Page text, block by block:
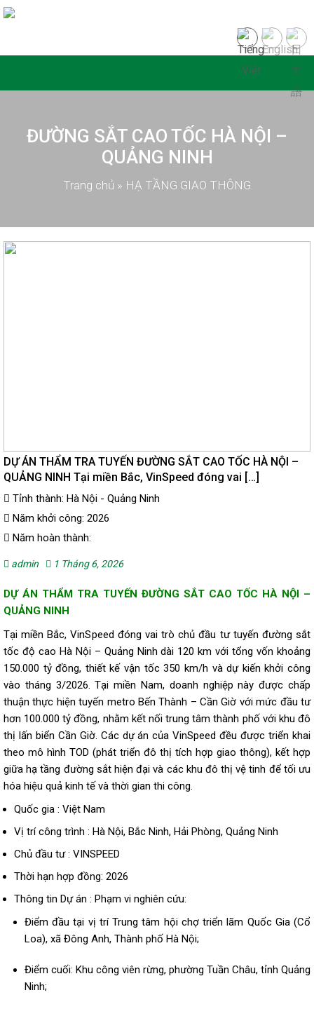
ĐƯỜNG SẮT CAO TỐC HÀ NỘI –
QUẢNG NINH
Trang chủ » HẠ TẦNG GIAO THÔNG
DỰ ÁN THẨM TRA TUYẾN ĐƯỜNG SẮT CAO TỐC HÀ NỘI –
QUẢNG NINH Tại miền Bắc, VinSpeed đóng vai […]
Tỉnh thành: Hà Nội - Quảng Ninh
Năm khởi công: 2026
Năm hoàn thành:
admin 1 Tháng 6, 2026
DỰ ÁN THẨM TRA TUYẾN ĐƯỜNG SẮT CAO TỐC HÀ NỘI –
QUẢNG NINH
Tại miền Bắc, VinSpeed đóng vai trò chủ đầu tư tuyến đường sắt
tốc độ cao Hà Nội – Quảng Ninh dài 120 km với tổng vốn khoảng
150.000 tỷ đồng, thiết kế vận tốc 350 km/h và dự kiến khởi công
vào tháng 3/2026. Tại miền Nam, doanh nghiệp này được chấp
thuận thực hiện tuyến metro Bến Thành – Cần Giờ với mức đầu tư
hơn 100.000 tỷ đồng, nhằm kết nối trung tâm thành phố với khu đô
thị lấn biển Cần Giờ. Các dự án của VinSpeed đều được triển khai
theo mô hình TOD (phát triển đô thị tích hợp giao thông), kết hợp
giữa hạ tầng đường sắt hiện đại và các khu đô thị vệ tinh để tối ưu
hóa hiệu quả kinh tế và thời gian thi công.
Quốc gia : Việt Nam
Vị trí công trình : Hà Nội, Bắc Ninh, Hải Phòng, Quảng Ninh
Chủ đầu tư : VINSPEED
Thời hạn hợp đồng: 2026
Thông tin Dự án : Phạm vi nghiên cứu:
Điểm đầu tại vị trí Trung tâm hội chợ triển lãm Quốc Gia (Cổ
Loa), xã Đông Anh, Thành phố Hà Nội;
Điểm cuối: Khu công viên rừng, phường Tuần Châu, tỉnh Quảng
Ninh;